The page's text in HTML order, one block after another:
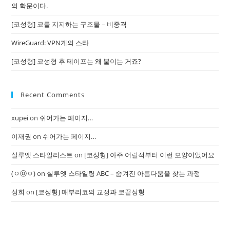
의 학문이다.
[코성형] 코를 지지하는 구조물 – 비중격
WireGuard: VPN계의 스타
[코성형] 코성형 후 테이프는 왜 붙이는 거죠?
Recent Comments
xupeion 쉬어가는 페이지…
이재권 on 쉬어가는 페이지…
실루엣 스타일리스트 on [코성형] 아주 어릴적부터 이런 모양이었어요
(ㅇⓞㅇ)on 실루엣 스타일링 ABC – 숨겨진 아름다움을 찾는 과정
성희 on [코성형] 매부리코의 교정과 코끝성형